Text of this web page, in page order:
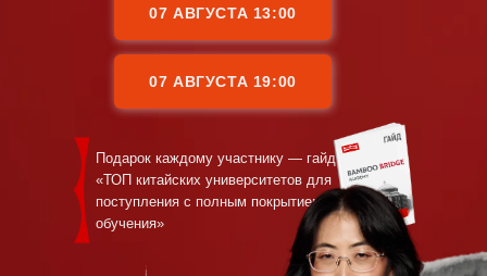
Подарок каждому участнику — гайд
«ТОП китайских университетов для
поступления с полным покрытием
обучения»
07 АВГУСТА 13:00
07 АВГУСТА 19:00